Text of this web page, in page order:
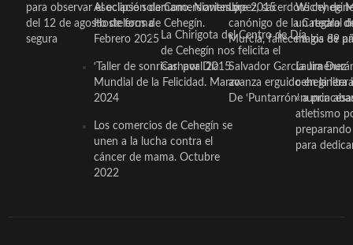
para observar el eclipse solar
del 12 de agosto de forma
segura
Asociación de Comerciantes y
Hosteleros de Cehegín.
Febrero 2025
‘Taller de sonrisas’ por Día
Mundial de la Felicidad. Marzo
2024
Los comercios de Cehegín se
unen a la lucha contra el
cáncer de mama. Octubre
2022
mano. Noviembre 2015
La Chirigota del Centro de Día
de Cehegín nos felicita el
Carnaval 2015
López, sacerdote
canónigo de la Catedral
Murcia, fallece a los 89
Salvador García Jiménez
avanza erguido en la
De ‘Puntarrón’ a
Wichy de
un regalo
magia de
Laura
ceheginera
«nunca
atletismo
para